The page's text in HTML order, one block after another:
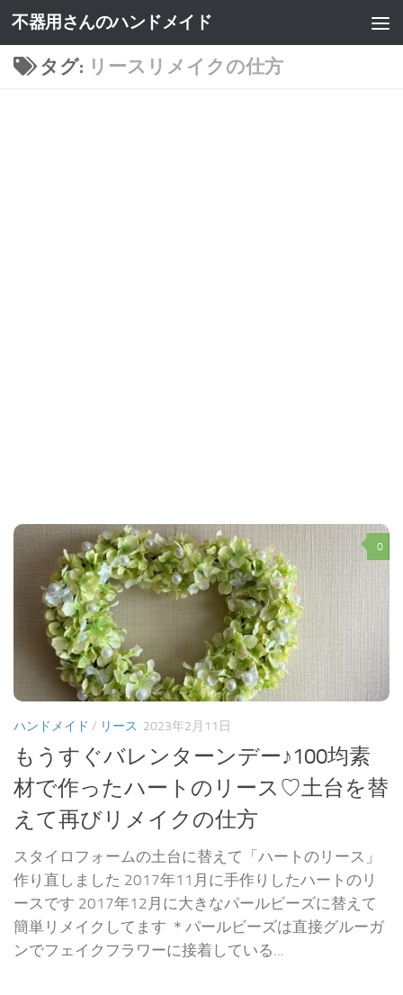
不器用さんのハンドメイド
タグ: リースリメイクの仕方
0
ハンドメイド / リース 2023年2月11日
もうすぐバレンターンデー♪100均素
材で作ったハートのリース♡土台を替
えて再びリメイクの仕方
スタイロフォームの土台に替えて「ハートのリース」
作り直しました 2017年11月に手作りしたハートのリ
ースです 2017年12月に大きなパールビーズに替えて
簡単リメイクしてます ＊パールビーズは直接グルーガ
ンでフェイクフラワーに接着している...